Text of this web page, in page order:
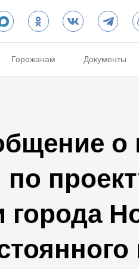
Горожанам Документы
о